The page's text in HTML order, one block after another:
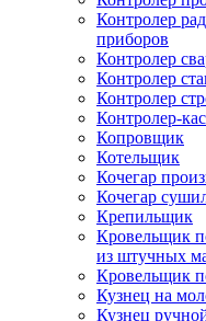
Контролер
приборов
Контролер
Контролер
Контролер
Контролер-
Копровщик
Котельщик
Кочегар
Кочегар
Крепильщик
Кровельщик
из штучных
Кровельщик
Кузнец на
Кузнец